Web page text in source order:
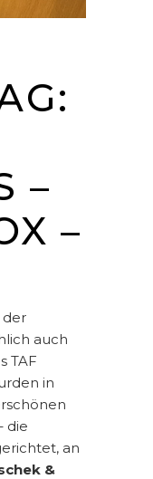
–
–
der
auch
TAF
in
die
an
&